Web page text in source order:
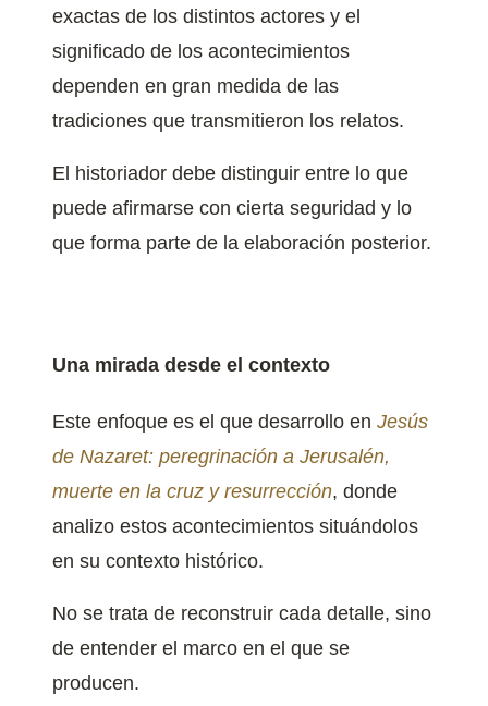
exactas de los distintos actores y el
significado de los acontecimientos
dependen en gran medida de las
tradiciones que transmitieron los relatos.
El historiador debe distinguir entre lo que
puede afirmarse con cierta seguridad y lo
que forma parte de la elaboración posterior.
Una mirada desde el contexto
Este enfoque es el que desarrollo en Jesús
de Nazaret: peregrinación a Jerusalén,
muerte en la cruz y resurrección, donde
analizo estos acontecimientos situándolos
en su contexto histórico.
No se trata de reconstruir cada detalle, sino
de entender el marco en el que se
producen.